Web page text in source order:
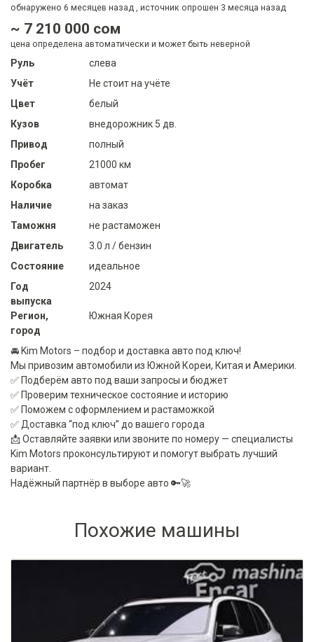
обнаружено 6 месяцев назад , источник опрошен 3 месяца назад
~ 7 210 000 сом
цена определена автоматически и может быть неверной
Руль
слева
Учёт
Не стоит на учёте
Цвет
белый
Кузов
внедорожник 5 дв.
Привод
полный
Пробег
21000 км
Коробка
автомат
Наличие
на заказ
Таможня
не растаможен
Двигатель
3.0 л / бензин
Состояние
идеальное
Год
выпуска
2024
Регион,
город
Южная Корея
🚘 Kim Motors – подбор и доставка авто под ключ!
Мы привозим автомобили из Южной Кореи, Китая и Америки.
✅ Подберём авто под ваши запросы и бюджет
✅ Проверим техническое состояние и историю
✅ Поможем с оформлением и растаможкой
✅ Доставка “под ключ” до вашего города
📩 Оставляйте заявки или звоните по номеру — специалисты
Kim Motors проконсультируют и помогут выбрать лучший
вариант.
Надёжный партнёр в выборе авто 🔑🚀
Похожие машины